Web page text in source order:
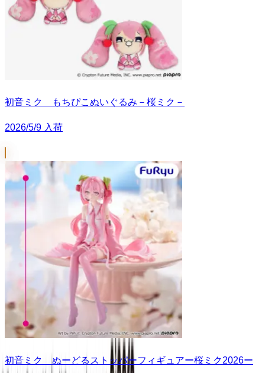
初音ミク もちぴこぬいぐるみ－桜ミク－
2026/5/9 入荷
初音ミク ぬーどるストッパーフィギュアー桜ミク2026ー